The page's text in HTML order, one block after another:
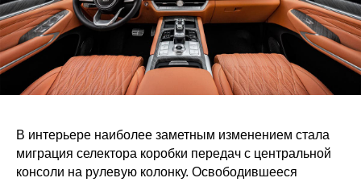
В интерьере наиболее заметным изменением стала
миграция селектора коробки передач с центральной
консоли на рулевую колонку. Освободившееся